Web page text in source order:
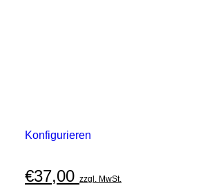
Konfigurieren
€37,00 zzgl. MwSt.